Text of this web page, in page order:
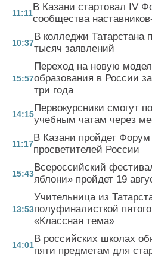
11:11
В Казани стартовал IV
сообщества
10:37
В колледжи Татарстана
тысяч заявлений
15:57
Переход на новую
образования в России
три года
14:15
Первокурсники смогут
учебным чатам через
11:17
В Казани пройдет Форум
просветителей России
15:43
Всероссийский
яблони» пройдет 19
13:53
Учительница из
полуфиналисткой
«Классная тема»
14:01
В российских школах
пяти предметам для